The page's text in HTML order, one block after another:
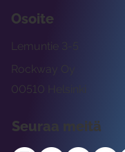
Osoite
Rockway Oy
Lemuntie 3-5
00510 Helsinki
Seuraa meitä